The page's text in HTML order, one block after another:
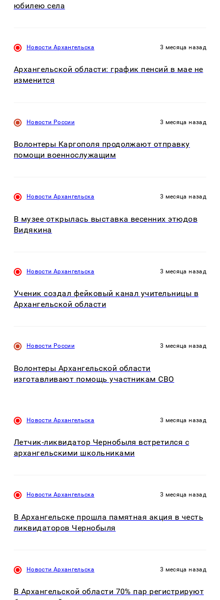
юбилею села
Новости Архангельска 3 месяца назад
Архангельской области: график пенсий в мае не
изменится
Новости России 3 месяца назад
Волонтеры Каргополя продолжают отправку
помощи военнослужащим
Новости Архангельска 3 месяца назад
В музее открылась выставка весенних этюдов
Видякина
Новости Архангельска 3 месяца назад
Ученик создал фейковый канал учительницы в
Архангельской области
Новости России 3 месяца назад
Волонтеры Архангельской области
изготавливают помощь участникам СВО
Новости Архангельска 3 месяца назад
Летчик-ликвидатор Чернобыля встретился с
архангельскими школьниками
Новости Архангельска 3 месяца назад
В Архангельске прошла памятная акция в честь
ликвидаторов Чернобыля
Новости Архангельска 3 месяца назад
В Архангельской области 70% пар регистрируют